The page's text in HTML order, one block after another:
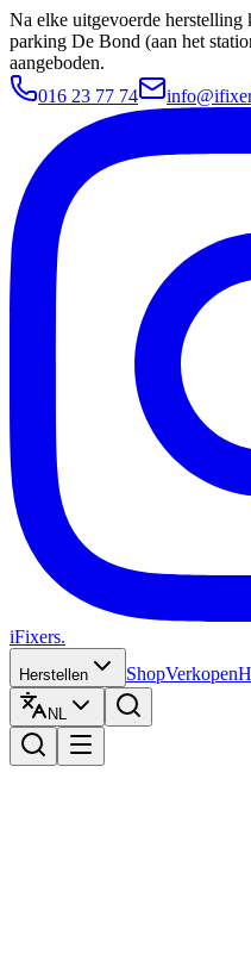
Na elke uitgevoerde
parking De Bond (aan het
aangeboden.
016 23 77 74
iFixers.
Herstellen ShopVerkopen
NL